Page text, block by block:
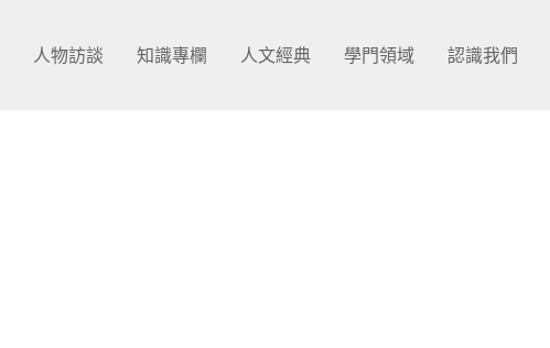
人物訪談 知識專欄 人文經典 學門領域 認識我們